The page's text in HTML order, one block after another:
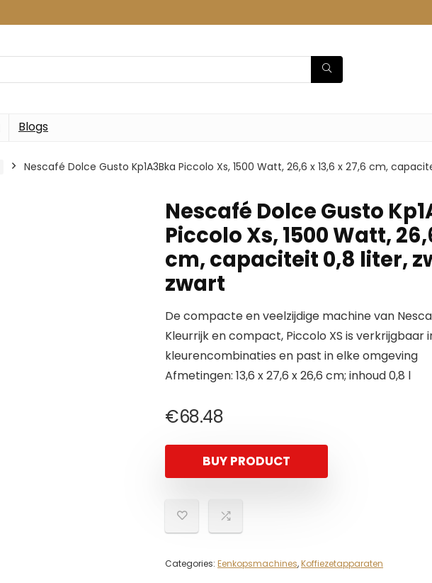
Blogs
Nescafé Dolce Gusto Kp1A3Bka Piccolo Xs, 1500 Watt, 26,6 x 13,6 x 27,6 cm,
Nescafé Dolce Gusto
Piccolo Xs, 1500 Watt,
cm, capaciteit 0,8 liter,
zwart
De compacte en veelzijdige machine van
Kleurrijk en compact, Piccolo XS is verkrijgbaar
kleurencombinaties en past in elke omgeving
Afmetingen: 13,6 x 27,6 x 26,6 cm; inhoud 0,8 l
€68.48
BUY PRODUCT
Categories: Eenkopsmachines,Koffiezetapparaten